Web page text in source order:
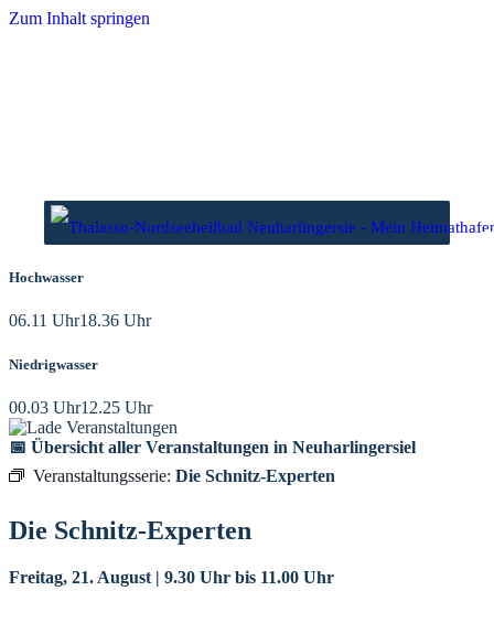
Zum Inhalt springen
Hochwasser
06.11 Uhr18.36 Uhr
Niedrigwasser
00.03 Uhr12.25 Uhr
📅 Übersicht aller Veranstaltungen in Neuharlingersiel
Veranstaltungsserie: Die Schnitz-Experten
Die Schnitz-Experten
Freitag, 21. August | 9.30 Uhr bis 11.00 Uhr